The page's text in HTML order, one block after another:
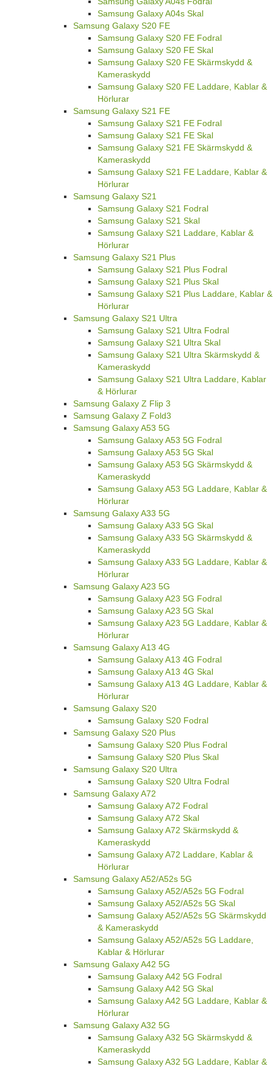
Samsung Galaxy A04s Skal
Samsung Galaxy S20 FE
Samsung Galaxy S20 FE Fodral
Samsung Galaxy S20 FE Skal
Samsung Galaxy S20 FE Skärmskydd &
Kameraskydd
Samsung Galaxy S20 FE Laddare, Kablar &
Hörlurar
Samsung Galaxy S21 FE
Samsung Galaxy S21 FE Fodral
Samsung Galaxy S21 FE Skal
Samsung Galaxy S21 FE Skärmskydd &
Kameraskydd
Samsung Galaxy S21 FE Laddare, Kablar &
Hörlurar
Samsung Galaxy S21
Samsung Galaxy S21 Fodral
Samsung Galaxy S21 Skal
Samsung Galaxy S21 Laddare, Kablar &
Hörlurar
Samsung Galaxy S21 Plus
Samsung Galaxy S21 Plus Fodral
Samsung Galaxy S21 Plus Skal
Samsung Galaxy S21 Plus Laddare, Kablar &
Hörlurar
Samsung Galaxy S21 Ultra
Samsung Galaxy S21 Ultra Fodral
Samsung Galaxy S21 Ultra Skal
Samsung Galaxy S21 Ultra Skärmskydd &
Kameraskydd
Samsung Galaxy S21 Ultra Laddare, Kablar
& Hörlurar
Samsung Galaxy Z Flip 3
Samsung Galaxy Z Fold3
Samsung Galaxy A53 5G
Samsung Galaxy A53 5G Fodral
Samsung Galaxy A53 5G Skal
Samsung Galaxy A53 5G Skärmskydd &
Kameraskydd
Samsung Galaxy A53 5G Laddare, Kablar &
Hörlurar
Samsung Galaxy A33 5G
Samsung Galaxy A33 5G Skal
Samsung Galaxy A33 5G Skärmskydd &
Kameraskydd
Samsung Galaxy A33 5G Laddare, Kablar &
Hörlurar
Samsung Galaxy A23 5G
Samsung Galaxy A23 5G Fodral
Samsung Galaxy A23 5G Skal
Samsung Galaxy A23 5G Laddare, Kablar &
Hörlurar
Samsung Galaxy A13 4G
Samsung Galaxy A13 4G Fodral
Samsung Galaxy A13 4G Skal
Samsung Galaxy A13 4G Laddare, Kablar &
Hörlurar
Samsung Galaxy S20
Samsung Galaxy S20 Fodral
Samsung Galaxy S20 Plus
Samsung Galaxy S20 Plus Fodral
Samsung Galaxy S20 Plus Skal
Samsung Galaxy S20 Ultra
Samsung Galaxy S20 Ultra Fodral
Samsung Galaxy A72
Samsung Galaxy A72 Fodral
Samsung Galaxy A72 Skal
Samsung Galaxy A72 Skärmskydd &
Kameraskydd
Samsung Galaxy A72 Laddare, Kablar &
Hörlurar
Samsung Galaxy A52/A52s 5G
Samsung Galaxy A52/A52s 5G Fodral
Samsung Galaxy A52/A52s 5G Skal
Samsung Galaxy A52/A52s 5G Skärmskydd
& Kameraskydd
Samsung Galaxy A52/A52s 5G Laddare,
Kablar & Hörlurar
Samsung Galaxy A42 5G
Samsung Galaxy A42 5G Fodral
Samsung Galaxy A42 5G Skal
Samsung Galaxy A42 5G Laddare, Kablar &
Hörlurar
Samsung Galaxy A32 5G
Samsung Galaxy A32 5G Skärmskydd &
Kameraskydd
Samsung Galaxy A32 5G Laddare, Kablar &